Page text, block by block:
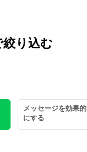
絞り込む
メッセージを効果的
にする